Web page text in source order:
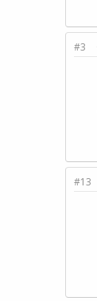
#3
#13